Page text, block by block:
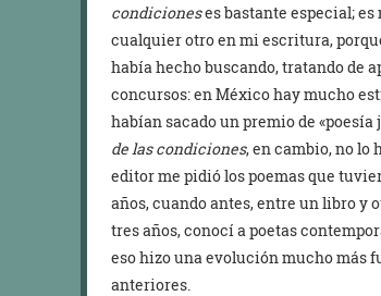
condicioneses bastante especial;
cualquier otro en mi escritura,
había hecho buscando, tratando de
concursos: en México hay mucho
habían sacado un premio de
de las condiciones, en cambio, no lo
editor me pidió los poemas que
años, cuando antes, entre un libro y
tres años, conocí a poetas
eso hizo una evolución mucho más
anteriores.